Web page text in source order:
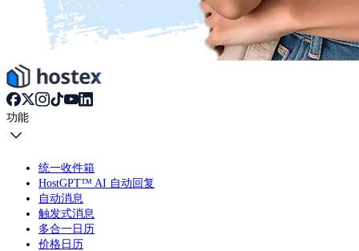
功能
统一收件箱
HostGPT™ AI 自动回复
自动消息
触发式消息
多合一日历
价格日历